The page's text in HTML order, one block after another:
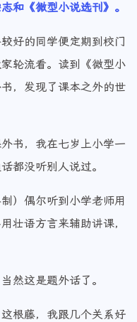
志和《微型小说选刊》。
好的同学便定期到校门
轮流看。读到《微型小
，发现了课本之外的世
书，我在七岁上小学一
都没听别人说过。
）偶尔听到小学老师用
壮语方言来辅助讲课，
然这是题外话了。
根藤，我跟几个关系好